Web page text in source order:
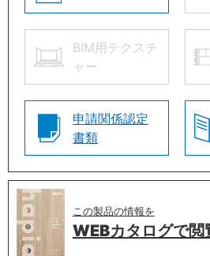
BIM用テクスチ
ャー
申請関係認定
書類
この製品の情報を
WEBカタログで閲